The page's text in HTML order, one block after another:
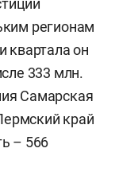
регионам
квартала он
333 млн.
Самарская
край
– 566